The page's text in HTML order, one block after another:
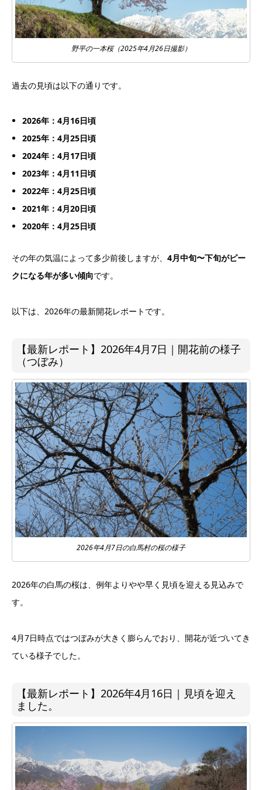
野平の一本桜（2025年4月26日撮影）
過去の見頃は以下の通りです。
2026年：4月16日頃
2025年：4月25日頃
2024年：4月17日頃
2023年：4月11日頃
2022年：4月25日頃
2021年：4月20日頃
2020年：4月25日頃
その年の気温によって多少前後しますが、 4月中旬〜下旬がピー
クになる年が多い傾向です。
以下は、2026年の最新開花レポートです。
【最新レポート】2026年4月7日｜開花前の様子
（つぼみ）
2026年4月7日の白馬村の桜の様子
2026年の白馬の桜は、例年よりやや早く見頃を迎える見込みで
す。
4月7日時点ではつぼみが大きく膨らんでおり、開花が近づいてき
ている様子でした。
【最新レポート】2026年4月16日｜見頃を迎え
ました。